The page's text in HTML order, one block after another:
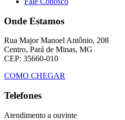
Onde Estamos
Rua Major Manoel Antônio, 208
Centro, Pará de Minas, MG
CEP: 35660-010
COMO CHEGAR
Telefones
Atendimento a ouvinte